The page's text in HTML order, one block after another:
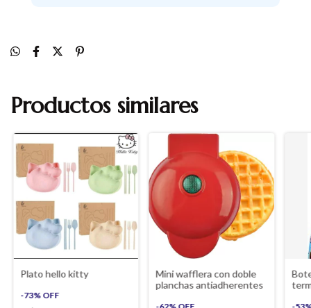
Productos similares
Plato hello kitty
-73% OFF
Mini wafflera con doble
planchas antiadherentes